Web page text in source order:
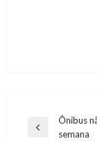
Navegação
Previous
Ônibus
semana